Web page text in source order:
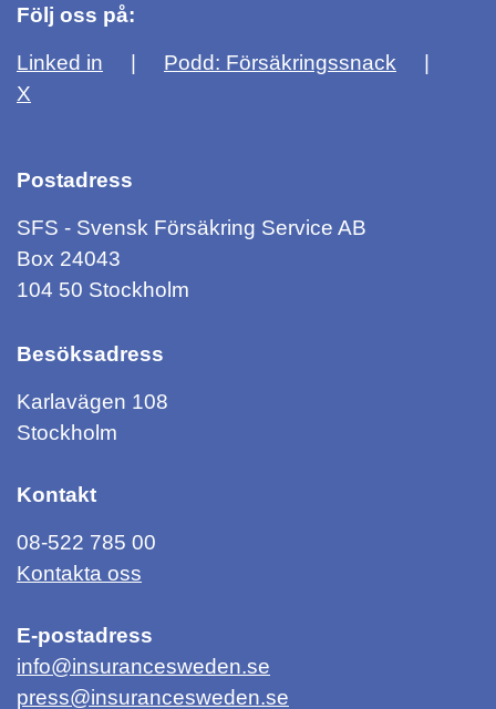
Följ oss på:
Linked in
Podd: Försäkringssnack
X
Postadress
SFS - Svensk Försäkring Service AB
Box 24043
104 50 Stockholm
Besöksadress
Karlavägen 108
Stockholm
Kontakt
08-522 785 00
Kontakta oss
E-postadress
info@insurancesweden.se
press@insurancesweden.se